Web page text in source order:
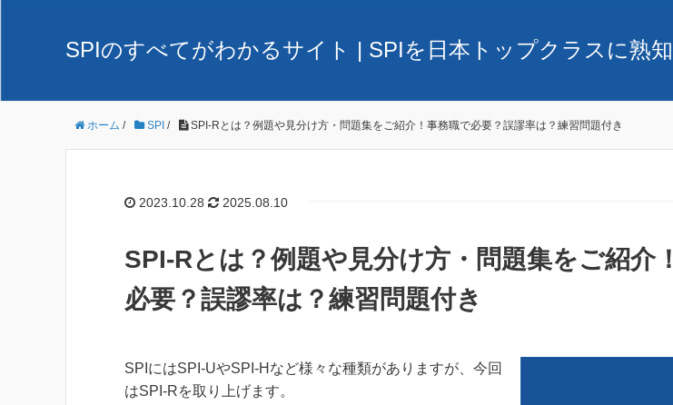
SPIのすべてがわかるサイト | SPIを日本トップクラスに熟
ホーム / SPI / SPI-Rとは？例題や見分け方・問題集をご紹介！事務職で必要？誤謬率は？練習問題付き
2023.10.28 2025.08.10
SPI-Rとは？例題や見分け方・問題集をご紹介
必要？誤謬率は？練習問題付き
SPIにはSPI-UやSPI-Hなど様々な種類がありますが、今回
はSPI-Rを取り上げます。